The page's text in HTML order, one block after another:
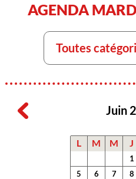
AGENDA
Toutes
Juin
L M M J
1
5
6 7 8